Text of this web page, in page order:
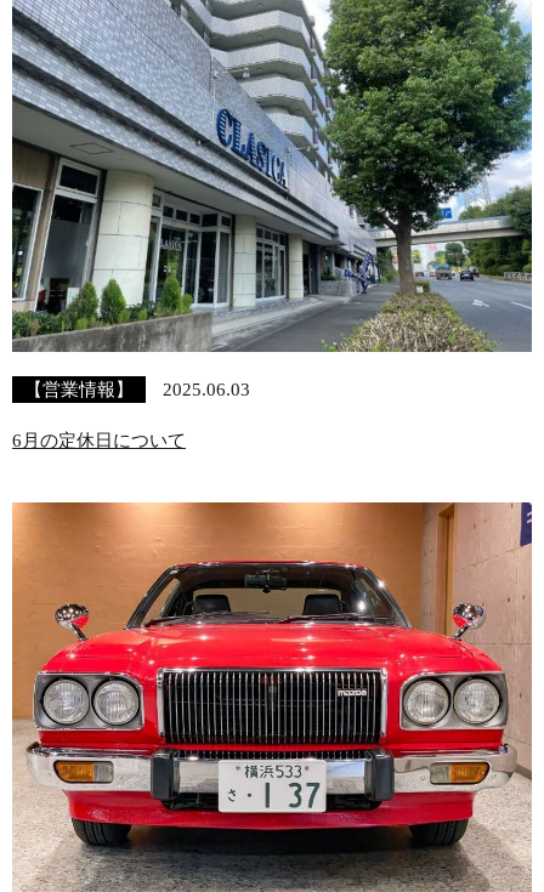
【営業情報】 2025.06.03
6月の定休日について